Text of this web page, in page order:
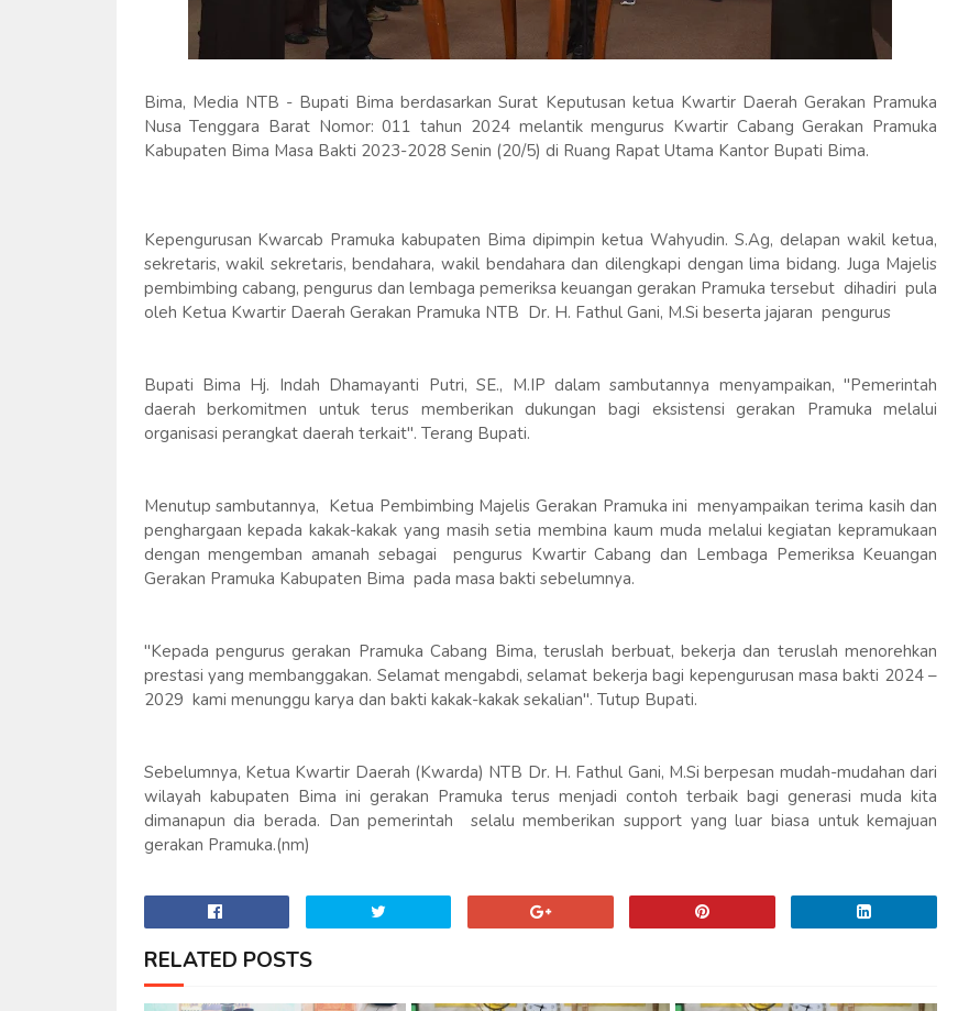
Bima, Media NTB - Bupati Bima berdasarkan Surat Keputusan ketua Kwartir Daerah Gerakan Pramuka
Nusa Tenggara Barat Nomor: 011 tahun 2024 melantik mengurus Kwartir Cabang Gerakan Pramuka
Kabupaten Bima Masa Bakti 2023-2028 Senin (20/5) di Ruang Rapat Utama Kantor Bupati Bima.
Kepengurusan Kwarcab Pramuka kabupaten Bima dipimpin ketua Wahyudin. S.Ag, delapan wakil ketua,
sekretaris, wakil sekretaris, bendahara, wakil bendahara dan dilengkapi dengan lima bidang. Juga Majelis
pembimbing cabang, pengurus dan lembaga pemeriksa keuangan gerakan Pramuka tersebut dihadiri pula
oleh Ketua Kwartir Daerah Gerakan Pramuka NTB Dr. H. Fathul Gani, M.Si beserta jajaran pengurus
Bupati Bima Hj. Indah Dhamayanti Putri, SE., M.IP dalam sambutannya menyampaikan, "Pemerintah
daerah berkomitmen untuk terus memberikan dukungan bagi eksistensi gerakan Pramuka melalui
organisasi perangkat daerah terkait". Terang Bupati.
Menutup sambutannya, Ketua Pembimbing Majelis Gerakan Pramuka ini menyampaikan terima kasih dan
penghargaan kepada kakak-kakak yang masih setia membina kaum muda melalui kegiatan kepramukaan
dengan mengemban amanah sebagai pengurus Kwartir Cabang dan Lembaga Pemeriksa Keuangan
Gerakan Pramuka Kabupaten Bima pada masa bakti sebelumnya.
"Kepada pengurus gerakan Pramuka Cabang Bima, teruslah berbuat, bekerja dan teruslah menorehkan
prestasi yang membanggakan. Selamat mengabdi, selamat bekerja bagi kepengurusan masa bakti 2024 –
2029 kami menunggu karya dan bakti kakak-kakak sekalian". Tutup Bupati.
Sebelumnya, Ketua Kwartir Daerah (Kwarda) NTB Dr. H. Fathul Gani, M.Si berpesan mudah-mudahan dari
wilayah kabupaten Bima ini gerakan Pramuka terus menjadi contoh terbaik bagi generasi muda kita
dimanapun dia berada. Dan pemerintah selalu memberikan support yang luar biasa untuk kemajuan
gerakan Pramuka.(nm)
RELATED POSTS